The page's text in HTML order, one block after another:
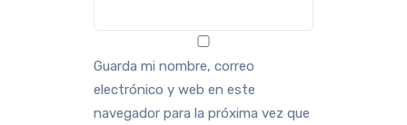
Guarda mi nombre, correo
electrónico y web en este
navegador para la próxima vez que